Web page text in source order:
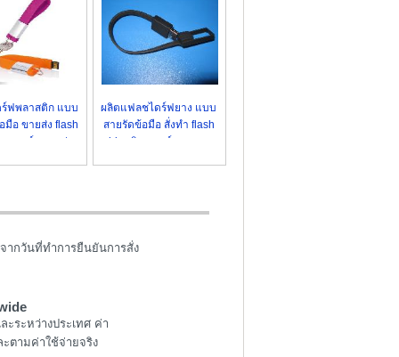
Flash Drive รุ่นใหม่ล่าสุด
แฟลชไดร์ฟยางหยอด Soft PVC
แฟลชไดร์ฟ ไอโฟน / iPhone
ฟพลาสติก แบบ
มือ ขายส่ง flash
แบนด์ ราคาส่ง
ผลิตแฟลชไดร์ฟยาง แบบ
สายรัดข้อมือ สั่งทำ flash
drive ริสแบนด์ ราคาถูก
ากวันที่ทำการยืนยันการสั่ง
ะระหว่างประเทศ ค่า
ตามค่าใช้จ่ายจริง